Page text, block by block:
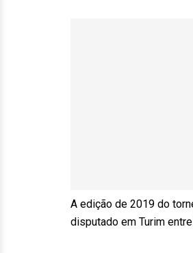
A edição de 2019 do
disputado em Turim